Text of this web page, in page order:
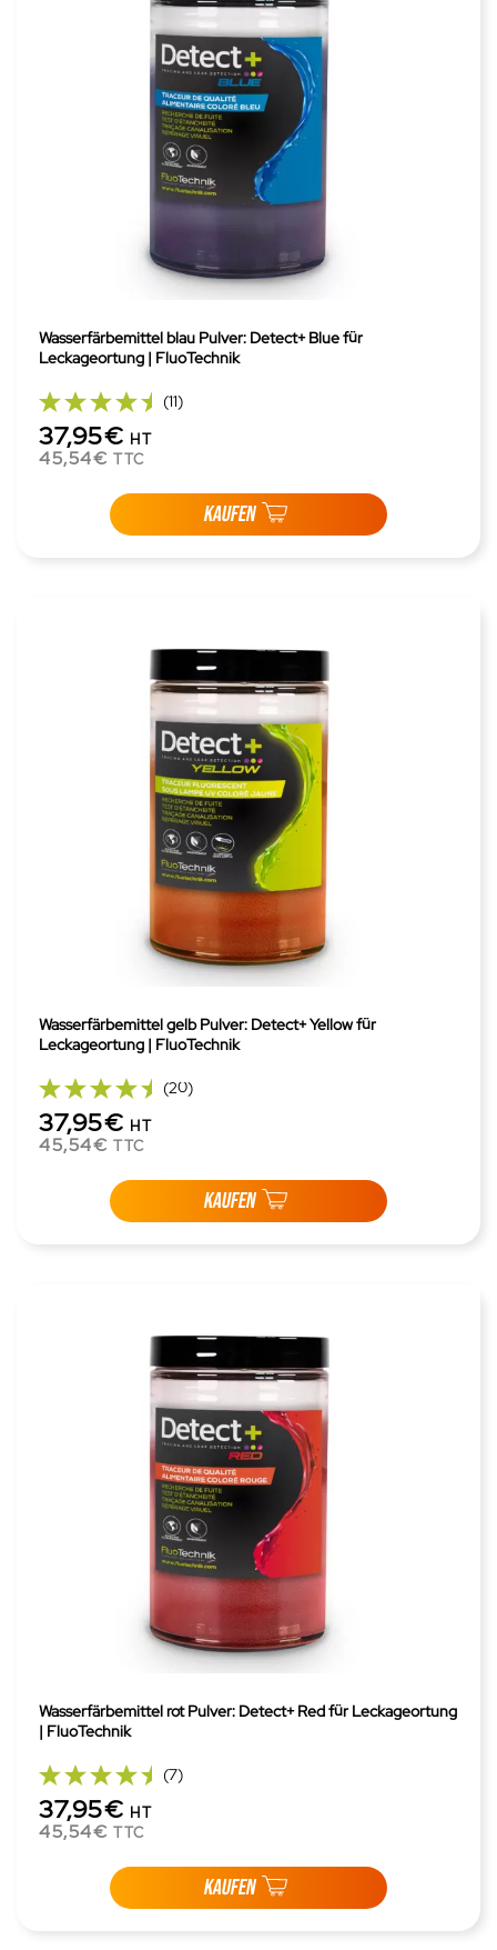
Wasserfärbemittel blau Pulver: Detect+ Blue für
Leckageortung | FluoTechnik
(11)
37,95€ HT
45,54€ TTC
KAUFEN
Wasserfärbemittel gelb Pulver: Detect+ Yellow für
Leckageortung | FluoTechnik
(20)
37,95€ HT
45,54€ TTC
KAUFEN
Wasserfärbemittel rot Pulver: Detect+ Red für Leckageortung
| FluoTechnik
(7)
37,95€ HT
45,54€ TTC
KAUFEN